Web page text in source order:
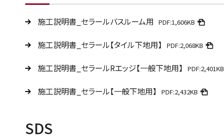
施工説明書_セラールバスルーム用 PDF:1,606KB
施工説明書_セラール【タイル下地用】 PDF:2,068KB
施工説明書_セラールRエッジ【一般下地用】 PDF:2,401KB
施工説明書_セラール【一般下地用】 PDF:2,432KB
SDS